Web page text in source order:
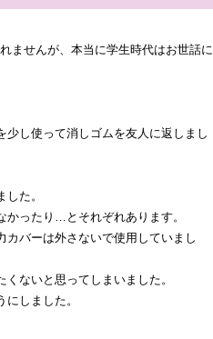
ませんが、本当に学生時代はお世話に
し使って消しゴムを友人に返しまし
た。
かったり…とそれぞれあります。
バーは外さないで使用していまし
ないと思ってしまいました。
しました。